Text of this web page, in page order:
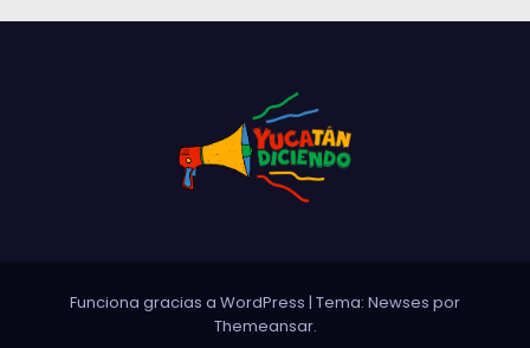
Funciona gracias a WordPress | Tema: Newses por
Themeansar.